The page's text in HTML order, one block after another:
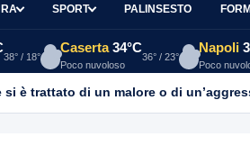
SPORT PALINSESTO
38° / 18°
Caserta 34°C
Poco nuvoloso
36° / 23°
Napoli
Poco
è trattato di un malore o di